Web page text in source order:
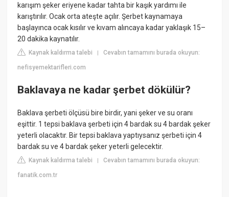
karışım şeker eriyene kadar tahta bir kaşık yardımı ile
karıştırılır. Ocak orta ateşte açılır. Şerbet kaynamaya
başlayınca ocak kısılır ve kıvam alıncaya kadar yaklaşık 15–
20 dakika kaynatılır.
Kaynak kaldırma talebi |Cevabın tamamını burada okuyun:
nefisyemektarifleri.com
Baklavaya ne kadar şerbet dökülür?
Baklava şerbeti ölçüsü bire birdir, yani şeker ve su oranı
eşittir. 1 tepsi baklava şerbeti için 4 bardak su 4 bardak şeker
yeterli olacaktır. Bir tepsi baklava yaptıysanız şerbeti için 4
bardak su ve 4 bardak şeker yeterli gelecektir.
Kaynak kaldırma talebi |Cevabın tamamını burada okuyun:
fanatik.com.tr